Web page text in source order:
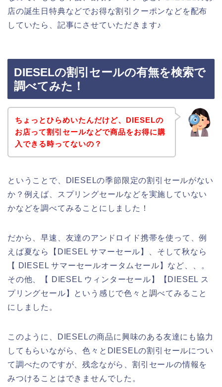
店の誕生日特典などでお得な割引クーポンなどを配布
していたら、記事にさせていただきます♪
DIESELの割引セールの有無を検索で
調べてみた！
ちょっとひらめいたんだけど、DIESELの
お店って割引セールなどで商品をお得に購
入できる時ってないの？
ということで、DIESELの季節限定の割引セールがない
か？例えば、スプリングセールなどを実施していない
かなどを調べてみることにしました！
だから、早速、友達のアンドロイド携帯を使って、例
えば夏なら【DIESEL サマーセール】、そして秋なら
【 DIESEL サマーセールオータムセール】など、、。
その他、【 DIESEL ウィンターセール】【DIESEL ス
プリングセール】という感じで色々と調べてみること
にしました。
このように、DIESELの商品に興味のある友達にも協力
してもらいながら、色々とDIESELの割引セールについ
て調べたのですが、残念ながら、割引セールの情報を
みつけることはできませんでした。